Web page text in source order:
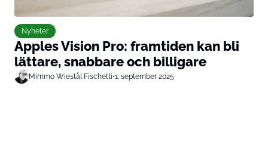
Nyheter
Apples Vision Pro: framtiden kan bli
lättare, snabbare och billigare
Mimmo Wiestål Fischetti•1. september 2025